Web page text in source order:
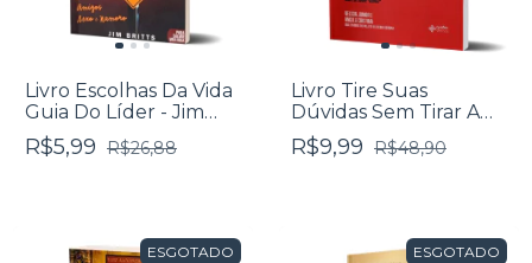
Livro Escolhas Da Vida
Guia Do Líder - Jim
Britts
R$5,99 R$26,88
Livro Tire Suas
Dúvidas Sem Tirar A
Roupa - Nelson Junior
E Angela Cristina
R$9,99 R$48,90
ESGOTADO ESGOTADO